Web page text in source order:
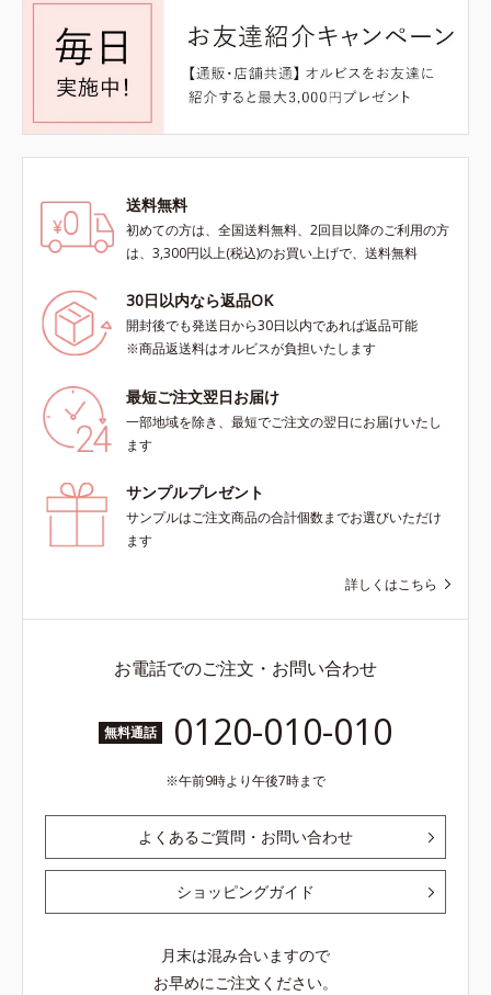
送料無料
初めての方は、全国送料無料、2回目以降のご利用の方
は、3,300円以上(税込)のお買い上げで、送料無料
30日以内なら返品OK
開封後でも発送日から30日以内であれば返品可能
※商品返送料はオルビスが負担いたします
最短ご注文翌日お届け
一部地域を除き、最短でご注文の翌日にお届けいたし
ます
サンプルプレゼント
サンプルはご注文商品の合計個数までお選びいただけ
ます
詳しくはこちら
お電話でのご注文・お問い合わせ
無料通話 0120-010-010
午前9時より午後7時まで
よくあるご質問・お問い合わせ
ショッピングガイド
月末は混み合いますので
お早めにご注文ください。